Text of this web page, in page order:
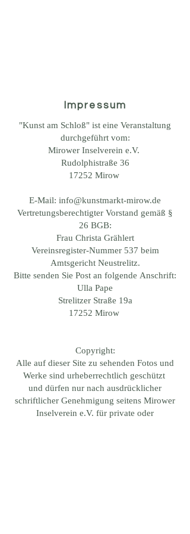
Impressum
"Kunst am Schloß" ist eine Veranstaltung
durchgeführt vom:
Mirower Inselverein e.V.
Rudolphistraße 36
17252 Mirow
E-Mail: info@kunstmarkt-mirow.de
Vertretungsberechtigter Vorstand gemäß §
26 BGB:
Frau Christa Grählert
Vereinsregister-Nummer 537 beim
Amtsgericht Neustrelitz.
Bitte senden Sie Post an folgende Anschrift:
Ulla Pape
Strelitzer Straße 19a
17252 Mirow
Copyright:
Alle auf dieser Site zu sehenden Fotos und
Werke sind urheberrechtlich geschützt
und dürfen nur nach ausdrücklicher
schriftlicher Genehmigung seitens Mirower
Inselverein e.V. für private oder